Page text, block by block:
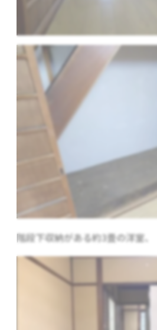
階段下収納がある約3畳の洋室、